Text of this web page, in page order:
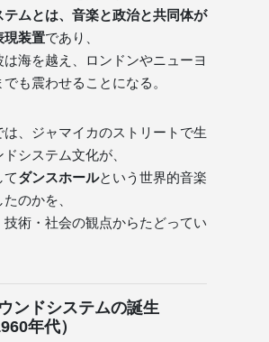
テムとは、音楽と政治と共同体が
現装置であり、
海を越え、ロンドンやニューヨ
も震わせることになる。
は、ジャマイカのストリートで生
システム文化が、
てダンスホールという世界的音楽
のかを、
技術・社会の観点からたどってい
ンドシステムの誕生
年代）